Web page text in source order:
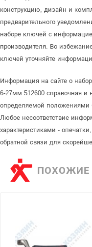
конструкцию, дизайн и
предварительного
наборе ключей с
производителя. Во
ключей уточняйте
Информация на сайте о
6-27мм 512600 справочная и
определяемой положениями
Любое несоответствие
характеристиками -
обратной связи для
ПОХОЖИЕ